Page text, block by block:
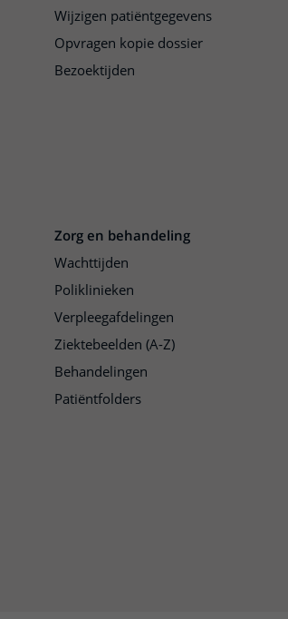
Wijzigen patiëntgegevens
Opvragen kopie dossier
Bezoektijden
Zorg en behandeling
Wachttijden
Poliklinieken
Verpleegafdelingen
Ziektebeelden (A-Z)
Behandelingen
Patiëntfolders